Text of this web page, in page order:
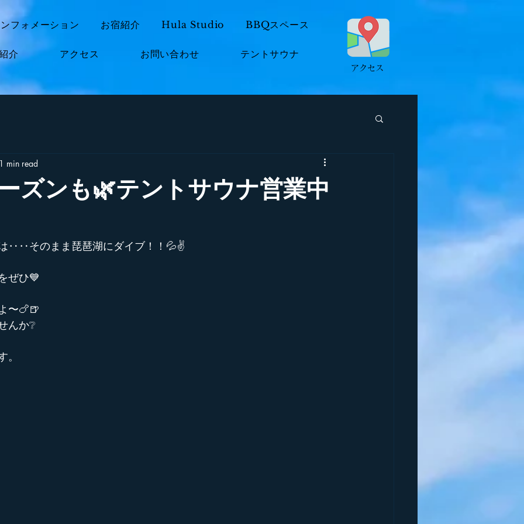
フォメーション お宿紹介 Hula Studio BBQスペース
介 アクセス お問い合わせ テントサウナ
​アクセス
ズンも🌿テントサウナ営業中
min read
‥‥そのまま琵琶湖にダイブ！！💦✌️
ぜひ💙
〜🍗🍺
んか❔